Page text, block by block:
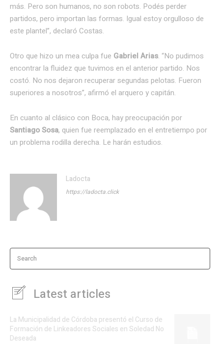
más. Pero son humanos, no son robots. Podés perder
partidos, pero importan las formas. Igual estoy orgulloso de
este plantel”, declaró Costas.
Otro que hizo un mea culpa fue Gabriel Arias. “No pudimos
encontrar la fluidez que tuvimos en el anterior partido. Nos
costó. No nos dejaron recuperar segundas pelotas. Fueron
superiores a nosotros”, afirmó el arquero y capitán.
En cuanto al clásico con Boca, hay preocupación por
Santiago Sosa, quien fue reemplazado en el entretiempo por
un problema rodilla derecha. Le harán estudios.
Ladocta
https://ladocta.click
Search
Latest articles
La Municipalidad de Córdoba presentó el Curso de
Formación de Linkeadores Sociales en Soledad No
Deseada